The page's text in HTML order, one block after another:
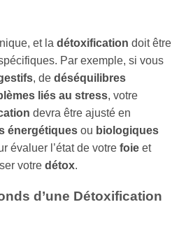
et la détoxification doit être
Par exemple, si vous
, de déséquilibres
liés au stress, votre
devra être ajusté en
énergétiques ou biologiques
évaluer l’état de votre foie et
votre détox.
d’une Détoxification